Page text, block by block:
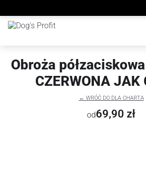
Obroża
CZERWONA JAK
← WRÓĆ DO DLA CHARTA
od69,90 zł